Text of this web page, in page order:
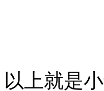
以上就是